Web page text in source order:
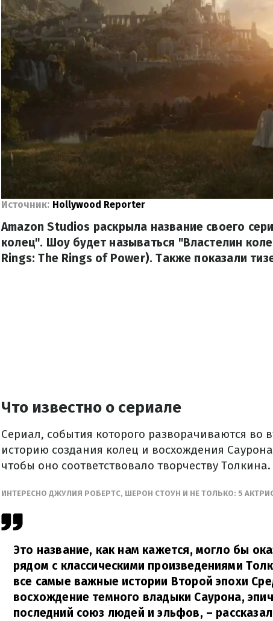
Источник: Hollywood Reporter
Amazon Studios раскрыла название своего
колец". Шоу будет называться "Властелин
Rings: The Rings of Power). Также показали
Что известно о сериале
Сериал, события которого разворачиваются во
историю создания колец и восхождения
чтобы оно соответствовало творчеству Толкина.
ИНТЕРЕСНО ДЖУЛИЯ РОБЕРТС, ШЕРОН СТОУН И НЕ ТОЛЬКО: 5
Это название, как нам кажется, могло бы
рядом с классическими произведениями
все самые важные истории Второй эпохи
восхождение темного владыки Саурона,
последний союз людей и эльфов, –